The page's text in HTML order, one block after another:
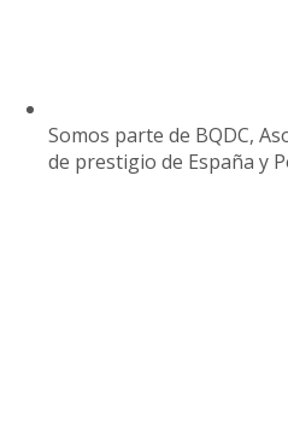
Somos parte de BQDC,
de prestigio de España y